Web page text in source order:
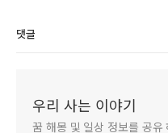
댓글
우리 사는 이야기
꿈 해몽 및 일상 정보를 공유